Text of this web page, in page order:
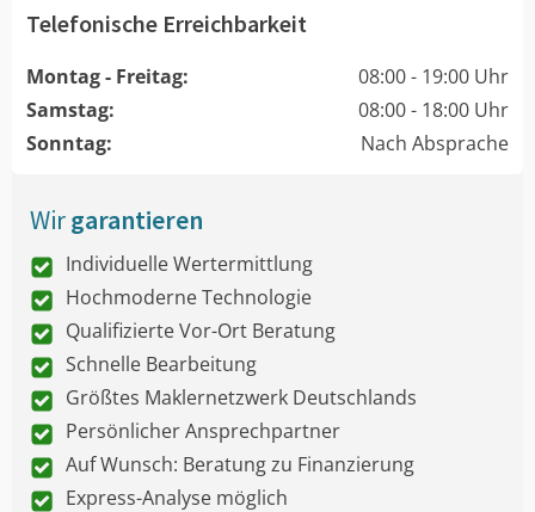
Telefonische Erreichbarkeit
Montag - Freitag:
08:00 - 19:00 Uhr
Samstag:
08:00 - 18:00 Uhr
Sonntag:
Nach Absprache
Wirgarantieren
Individuelle Wertermittlung
Hochmoderne Technologie
Qualifizierte Vor-Ort Beratung
Schnelle Bearbeitung
Größtes Maklernetzwerk Deutschlands
Persönlicher Ansprechpartner
Auf Wunsch: Beratung zu Finanzierung
Express-Analyse möglich